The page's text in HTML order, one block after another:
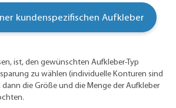
kundenspezifischen Aufkleber
ist, den gewünschten Aufkleber-Typ
zu wählen (individuelle Konturen sind
die Größe und die Menge der Aufkleber